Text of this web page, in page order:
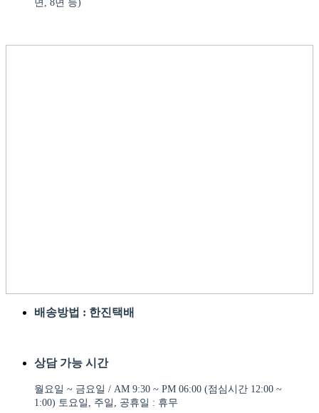
면, 8면 등)
배송방법 : 한진택배
상담 가능 시간
월요일 ~ 금요일 / AM 9:30 ~ PM 06:00 (점심시간 12:00 ~
1:00) 토요일, 주일, 공휴일 : 휴무